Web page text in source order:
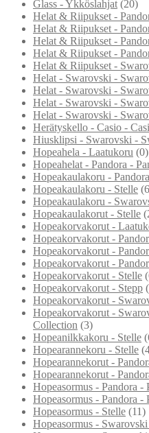
Glass - Ykköslahjat (20)
Helat & Riipukset -
Helat & Riipukset -
Helat & Riipukset -
Helat & Riipukset -
Helat & Riipukset -
Helat - Swarovski -
Helat - Swarovski -
Helat - Swarovski -
Helat - Swarovski -
Herätyskello - Casio -
Hiusklipsi - Swarovski -
Hopeahela - Laatukoru (0)
Hopeahelat - Pandora -
Hopeakaulakoru -
Hopeakaulakoru - Stelle
Hopeakaulakoru -
Hopeakaulakorut - Stelle
Hopeakorvakorut -
Hopeakorvakorut -
Hopeakorvakorut -
Hopeakorvakorut -
Hopeakorvakorut - Stelle
Hopeakorvakorut - Stepp
Hopeakorvakorut -
Hopeakorvakorut -
Collection (3)
Hopeanilkkakoru - Stelle
Hopearannekoru - Stelle
Hopearannekorut -
Hopearannekorut -
Hopeasormus - Pandora -
Hopeasormus - Pandora -
Hopeasormus - Stelle (11)
Hopeasormus -